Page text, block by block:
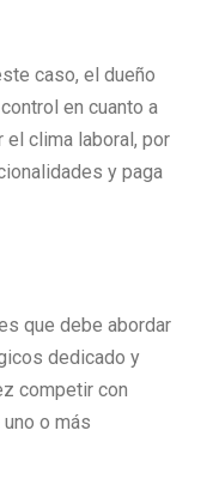
caso, el dueño
en cuanto a
el clima laboral, por
y paga
que debe abordar
dedicado y
competir con
o más